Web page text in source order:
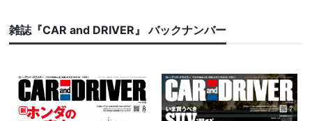
雑誌『CAR and DRIVER』 バックナンバー